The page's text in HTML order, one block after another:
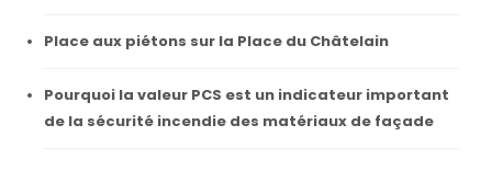
Place aux piétons sur la Place du Châtelain
Pourquoi la valeur PCS est un indicateur important
de la sécurité incendie des matériaux de façade